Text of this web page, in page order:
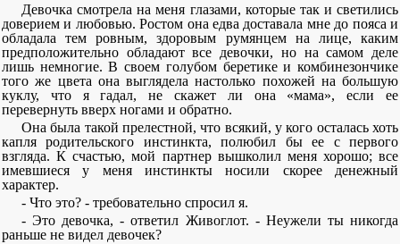
Девочка смотрела на меня глазами, которые так и светились
доверием и любовью. Ростом она едва доставала мне до пояса и
обладала тем ровным, здоровым румянцем на лице, каким
предположительно обладают все девочки, но на самом деле
лишь немногие. В своем голубом беретике и комбинезончике
того же цвета она выглядела настолько похожей на большую
куклу, что я гадал, не скажет ли она «мама», если ее
перевернуть вверх ногами и обратно.
Она была такой прелестной, что всякий, у кого осталась хоть
капля родительского инстинкта, полюбил бы ее с первого
взгляда. К счастью, мой партнер вышколил меня хорошо; все
имевшиеся у меня инстинкты носили скорее денежный
характер.
- Что это? - требовательно спросил я.
- Это девочка, - ответил Живоглот. - Неужели ты никогда
раньше не видел девочек?